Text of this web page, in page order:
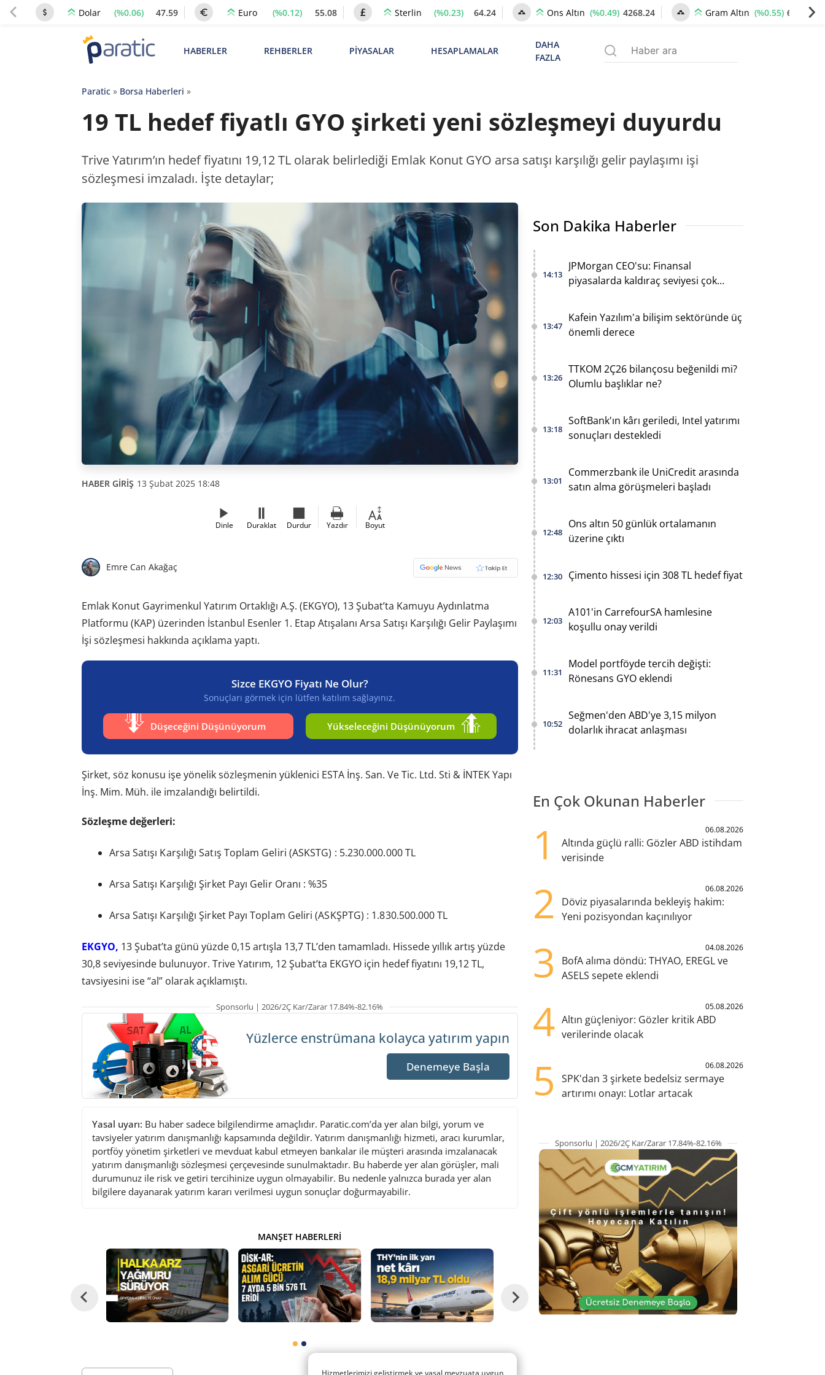
Dolar (%0.06) 47.59 Euro (%0.12) 55.08 Sterlin (%0.23) 64.24 Ons Altın (%0.49) 4268.24 Gram Altın (%0.55) 6531.79
HABERLER REHBERLER PİYASALAR HESAPLAMALAR
DAHA
FAZLA
Paratic» Borsa Haberleri »
19 TL hedef fiyatlı GYO şirketi yeni sözleşmeyi duyurdu
Trive Yatırım’ın hedef fiyatını 19,12 TL olarak belirlediği Emlak Konut GYO arsa satışı karşılığı gelir paylaşımı işi
sözleşmesi imzaladı. İşte detaylar;
HABER GİRİŞ 13 Şubat 2025 18:48
Dinle Duraklat Durdur Yazdır Boyut
Emre Can Akağaç
Emlak Konut Gayrimenkul Yatırım Ortaklığı A.Ş. (EKGYO), 13 Şubat’ta Kamuyu Aydınlatma
Platformu (KAP) üzerinden İstanbul Esenler 1. Etap Atışalanı Arsa Satışı Karşılığı Gelir Paylaşımı
İşi sözleşmesi hakkında açıklama yaptı.
Sizce EKGYO Fiyatı Ne Olur?
Sonuçları görmek için lütfen katılım sağlayınız.
Düşeceğini Düşünüyorum Yükseleceğini Düşünüyorum
Şirket, söz konusu işe yönelik sözleşmenin yüklenici ESTA İnş. San. Ve Tic. Ltd. Sti & İNTEK Yapı
İnş. Mim. Müh. ile imzalandığı belirtildi.
Sözleşme değerleri:
Arsa Satışı Karşılığı Satış Toplam Geliri (ASKSTG) : 5.230.000.000 TL
Arsa Satışı Karşılığı Şirket Payı Gelir Oranı : %35
Arsa Satışı Karşılığı Şirket Payı Toplam Geliri (ASKŞPTG) : 1.830.500.000 TL
EKGYO, 13 Şubat’ta günü yüzde 0,15 artışla 13,7 TL’den tamamladı. Hissede yıllık artış yüzde
30,8 seviyesinde bulunuyor. Trive Yatırım, 12 Şubat’ta EKGYO için hedef fiyatını 19,12 TL,
tavsiyesini ise “al” olarak açıklamıştı.
Sponsorlu | 2026/2Ç Kar/Zarar 17.84%-82.16%
Yüzlerce enstrümana kolayca yatırım yapın
Denemeye Başla
Yasal uyarı: Bu haber sadece bilgilendirme amaçlıdır. Paratic.com’da yer alan bilgi, yorum ve
tavsiyeler yatırım danışmanlığı kapsamında değildir. Yatırım danışmanlığı hizmeti, aracı kurumlar,
portföy yönetim şirketleri ve mevduat kabul etmeyen bankalar ile müşteri arasında imzalanacak
yatırım danışmanlığı sözleşmesi çerçevesinde sunulmaktadır. Bu haberde yer alan görüşler, mali
durumunuz ile risk ve getiri tercihinize uygun olmayabilir. Bu nedenle yalnızca burada yer alan
bilgilere dayanarak yatırım kararı verilmesi uygun sonuçlar doğurmayabilir.
MANŞET HABERLERI
Son Dakika Haberler
14:13
JPMorgan CEO'su: Finansal
piyasalarda kaldıraç seviyesi çok
13:47
Kafein Yazılım'a bilişim sektöründe üç
önemli derece
13:26
TTKOM 2Ç26 bilançosu beğenildi mi?
Olumlu başlıklar ne?
13:18
SoftBank'ın kârı geriledi, Intel yatırımı
sonuçları destekledi
13:01
Commerzbank ile UniCredit arasında
satın alma görüşmeleri başladı
12:48
Ons altın 50 günlük ortalamanın
üzerine çıktı
12:30 Çimento hissesi için 308 TL hedef fiyat
12:03
A101'in CarrefourSA hamlesine
koşullu onay verildi
11:31
Model portföyde tercih değişti:
Rönesans GYO eklendi
10:52
Seğmen'den ABD'ye 3,15 milyon
dolarlık ihracat anlaşması
En Çok Okunan Haberler
1 06.08.2026
Altında güçlü ralli: Gözler ABD istihdam
verisinde
2 06.08.2026
Döviz piyasalarında bekleyiş hakim:
Yeni pozisyondan kaçınılıyor
3 04.08.2026
BofA alıma döndü: THYAO, EREGL ve
ASELS sepete eklendi
4 05.08.2026
Altın güçleniyor: Gözler kritik ABD
verilerinde olacak
5 06.08.2026
SPK'dan 3 şirkete bedelsiz sermaye
artırımı onayı: Lotlar artacak
Sponsorlu | 2026/2Ç Kar/Zarar 17.84%-82.16%
Hizmetlerimizi geliştirmek ve yasal mevzuata uygun